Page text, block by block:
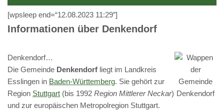
[wpsleep end=“12.08.2023 11:29″]
Informationen über Denkendorf
Denkendorf…
Die Gemeinde Denkendorf liegt im Landkreis
Esslingen in Baden-Württemberg. Sie gehört zur
Region Stuttgart (bis 1992 Region Mittlerer Neckar)
und zur europäischen Metropolregion Stuttgart.